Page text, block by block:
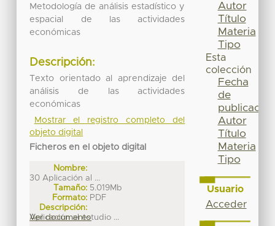
Metodología de análisis estadístico y
espacial de las actividades
económicas
Descripción:
Texto orientado al aprendizaje del
análisis de las actividades
económicas
Mostrar el registro completo del
objeto digital
Ficheros en el objeto digital
Nombre:
30 Aplicación al ...
Tamaño: 5.019Mb
Formato: PDF
Descripción:
Aplicación al estudio ...
Ver documento
Autor
Título
Materia
Tipo
Esta
colección
Fecha
de
publicación
Autor
Título
Materia
Tipo
Usuario
Acceder